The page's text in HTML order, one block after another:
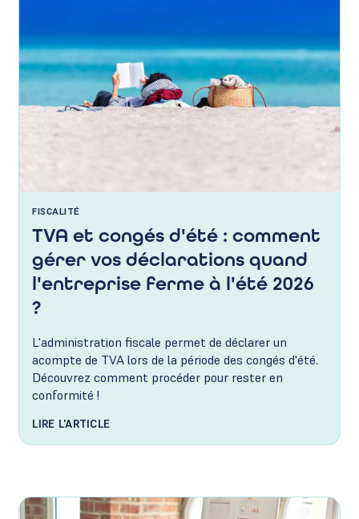
FISCALITÉ
TVA et congés d'été : comment
gérer vos déclarations quand
l'entreprise ferme à l'été 2026
?
L'administration fiscale permet de déclarer un
acompte de TVA lors de la période des congés d'été.
Découvrez comment procéder pour rester en
conformité !
LIRE L'ARTICLE